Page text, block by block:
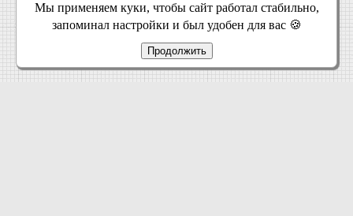
Мы применяем куки, чтобы сайт работал стабильно,
запоминал настройки и был удобен для вас 🍪
Продолжить